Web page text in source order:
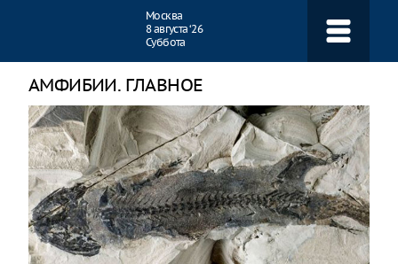
Москва
8 августа ‘26
Суббота
АМФИБИИ. ГЛАВНОЕ